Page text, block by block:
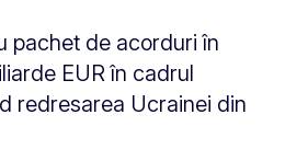
pachet de acorduri în
EUR în cadrul
redresarea Ucrainei din